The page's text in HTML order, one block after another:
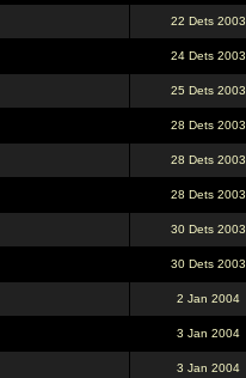
22 Dets 2003
24 Dets 2003
25 Dets 2003
28 Dets 2003
28 Dets 2003
28 Dets 2003
30 Dets 2003
30 Dets 2003
2 Jan 2004
3 Jan 2004
3 Jan 2004